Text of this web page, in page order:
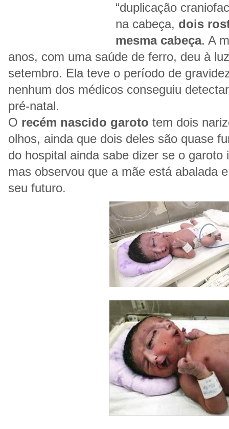
“duplicação
na cabeça, dois
mesma cabeça. A
anos, com uma saúde de ferro, deu à
setembro. Ela teve o período de
nenhum dos médicos conseguiu
pré-natal.
O recém nascido garoto tem dois
olhos, ainda que dois deles são quase
do hospital ainda sabe dizer se o garoto
mas observou que a mãe está abalada
seu futuro.